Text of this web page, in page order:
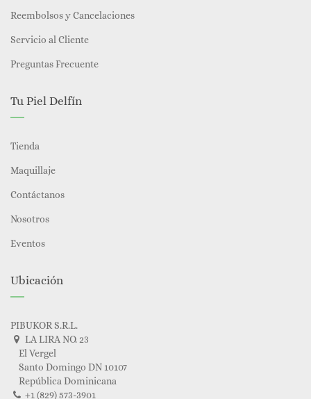
Reembolsos y Cancelaciones
Servicio al Cliente
Preguntas Frecuente
Tu Piel Delfín
Tienda
Maquillaje
Contáctanos
Nosotros
Eventos
Ubicación
PIBUKOR S.R.L.
LA LIRA NO. 23
El Vergel
Santo Domingo DN 10107
República Dominicana
+1 (829) 573-3901